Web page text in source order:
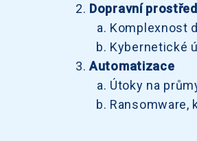
Dopravní
Komplexnost
Kybernetické
Automatizace
Útoky na
Ransomware,